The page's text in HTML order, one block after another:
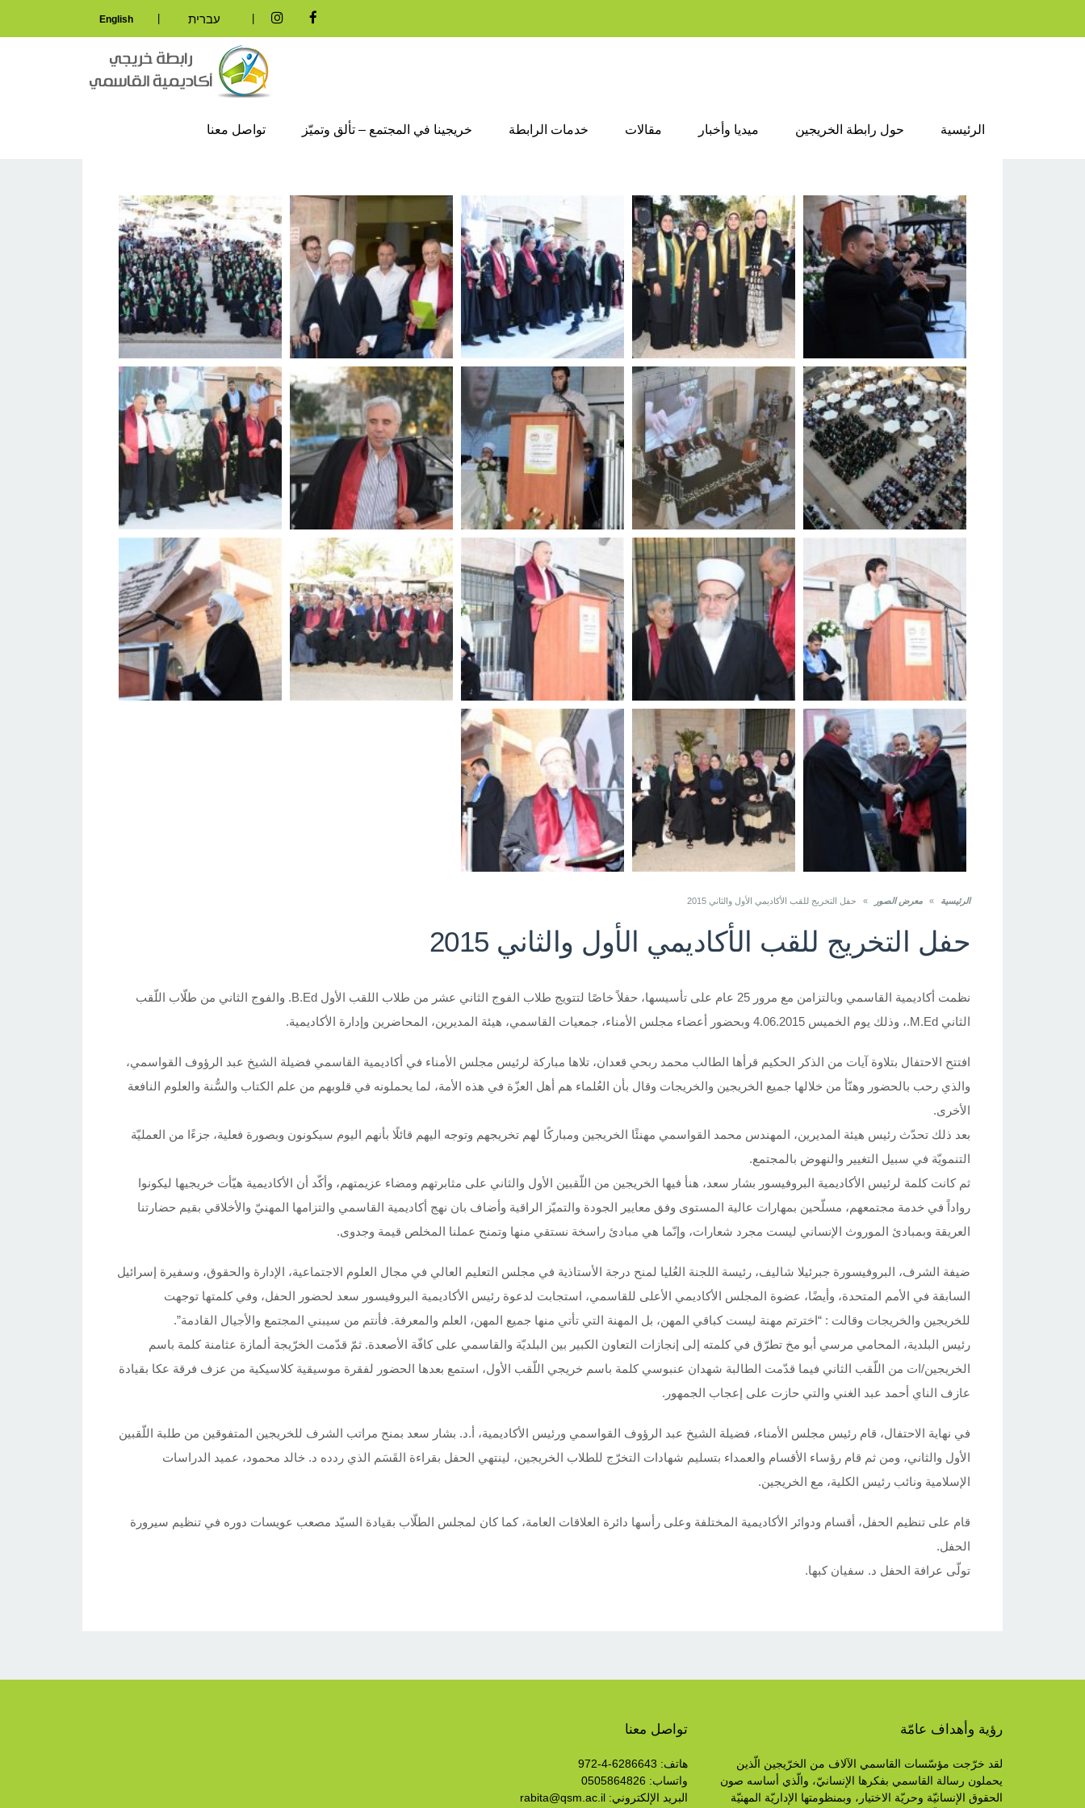
Facebook
Instagram
עברית English
الرئيسية حول رابطة الخريجين ميديا وأخبار مقالات خدمات الرابطة خريجينا في المجتمع – تألق وتميّز تواصل معنا
الرئيسية » معرض الصور » حفل التخريج للقب الأكاديمي الأول والثاني 2015
حفل التخريج للقب الأكاديمي الأول والثاني 2015
نظمت أكاديمية القاسمي وبالتزامن مع مرور 25 عام على تأسيسها، حفلاً خاصًا لتتويج طلاب الفوج الثاني عشر من طلاب اللقب الأول B.Ed. والفوج الثاني من طلّاب اللّقب
الثاني M.Ed.، وذلك يوم الخميس 4.06.2015 وبحضور أعضاء مجلس الأمناء، جمعيات القاسمي، هيئة المديرين، المحاضرين وإدارة الأكاديمية.
افتتح الاحتفال بتلاوة آيات من الذكر الحكيم قرأها الطالب محمد ربحي قعدان، تلاها مباركة لرئيس مجلس الأمناء في أكاديمية القاسمي فضيلة الشيخ عبد الرؤوف القواسمي،
والذي رحب بالحضور وهنّأ من خلالها جميع الخريجين والخريجات وقال بأن العُلماء هم أهل العزّة في هذه الأمة، لما يحملونه في قلوبهم من علم الكتاب والسُّنة والعلوم النافعة
الأخرى.
بعد ذلك تحدّث رئيس هيئة المديرين، المهندس محمد القواسمي مهنئًا الخريجين ومباركًا لهم تخريجهم وتوجه اليهم قائلًا بأنهم اليوم سيكونون وبصورة فعلية، جزءًا من العمليّة
التنمويّة في سبيل التغيير والنهوض بالمجتمع.
ثم كانت كلمة لرئيس الأكاديمية البروفيسور بشار سعد، هنأ فيها الخريجين من اللّقبين الأول والثاني على مثابرتهم ومضاء عزيمتهم، وأكّد أن الأكاديمية هيّأت خريجيها ليكونوا
رواداً في خدمة مجتمعهم، مسلّحين بمهارات عالية المستوى وفق معايير الجودة والتميّز الراقية وأضاف بان نهج أكاديمية القاسمي والتزامها المهنيّ والأخلاقي بقيم حضارتنا
العريقة وبمبادئ الموروث الإنساني ليست مجرد شعارات، وإنّما هي مبادئ راسخة نستقي منها وتمنح عملنا المخلص قيمة وجدوى.
ضيفة الشرف، البروفيسورة جبرئيلا شاليف، رئيسة اللجنة العُليا لمنح درجة الأستاذية في مجلس التعليم العالي في مجال العلوم الاجتماعية، الإدارة والحقوق، وسفيرة إسرائيل
السابقة في الأمم المتحدة، وأيضًا، عضوة المجلس الأكاديمي الأعلى للقاسمي، استجابت لدعوة رئيس الأكاديمية البروفيسور سعد لحضور الحفل، وفي كلمتها توجهت
للخريجين والخريجات وقالت : “اخترتم مهنة ليست كباقي المهن، بل المهنة التي تأتي منها جميع المهن، العلم والمعرفة. فأنتم من سيبني المجتمع والأجيال القادمة”.
رئيس البلدية، المحامي مرسي أبو مخ تطرّق في كلمته إلى إنجازات التعاون الكبير بين البلديّة والقاسمي على كافّة الأصعدة. ثمّ قدّمت الخرّيجة ألمازة عثامنة كلمة باسم
الخريجين/ات من اللّقب الثاني فيما قدّمت الطالبة شهدان عنبوسي كلمة باسم خريجي اللّقب الأول، استمع بعدها الحضور لفقرة موسيقية كلاسيكية من عزف فرقة عكا بقيادة
عازف الناي أحمد عبد الغني والتي حازت على إعجاب الجمهور.
في نهاية الاحتفال، قام رئيس مجلس الأمناء، فضيلة الشيخ عبد الرؤوف القواسمي ورئيس الأكاديمية، أ.د. بشار سعد بمنح مراتب الشرف للخريجين المتفوقين من طلبة اللّقبين
الأول والثاني، ومن ثم قام رؤساء الأقسام والعمداء بتسليم شهادات التخرّج للطلاب الخريجين، لينتهي الحفل بقراءة القَسَم الذي ردده د. خالد محمود، عميد الدراسات
الإسلامية ونائب رئيس الكلية، مع الخريجين.
قام على تنظيم الحفل، أقسام ودوائر الأكاديمية المختلفة وعلى رأسها دائرة العلاقات العامة، كما كان لمجلس الطلّاب بقيادة السيّد مصعب عويسات دوره في تنظيم سيرورة
الحفل.
تولّى عرافة الحفل د. سفيان كبها.
رؤية وأهداف عامّة
لقد خرّجت مؤسّسات القاسمي الآلاف من الخرّيجين الّذين
يحملون رسالة القاسمي بفكرها الإنسانيّ، والّذي أساسه صون
الحقوق الإنسانيّة وحريّة الاختيار، وبمنظومتها الإداريّة المهنيّة
تواصل معنا
هاتف: 6286643-4-972
واتساب: 0505864826
البريد الإلكتروني: rabita@qsm.ac.il